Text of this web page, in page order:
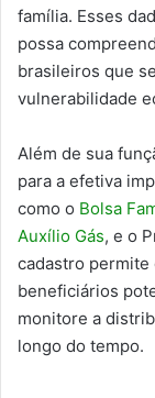
família. Esses
possa
brasileiros que
vulnerabilidade
Além de sua
para a efetiva
como o Bolsa
Auxílio Gás, e o
cadastro permite
beneficiários
monitore a
longo do tempo.